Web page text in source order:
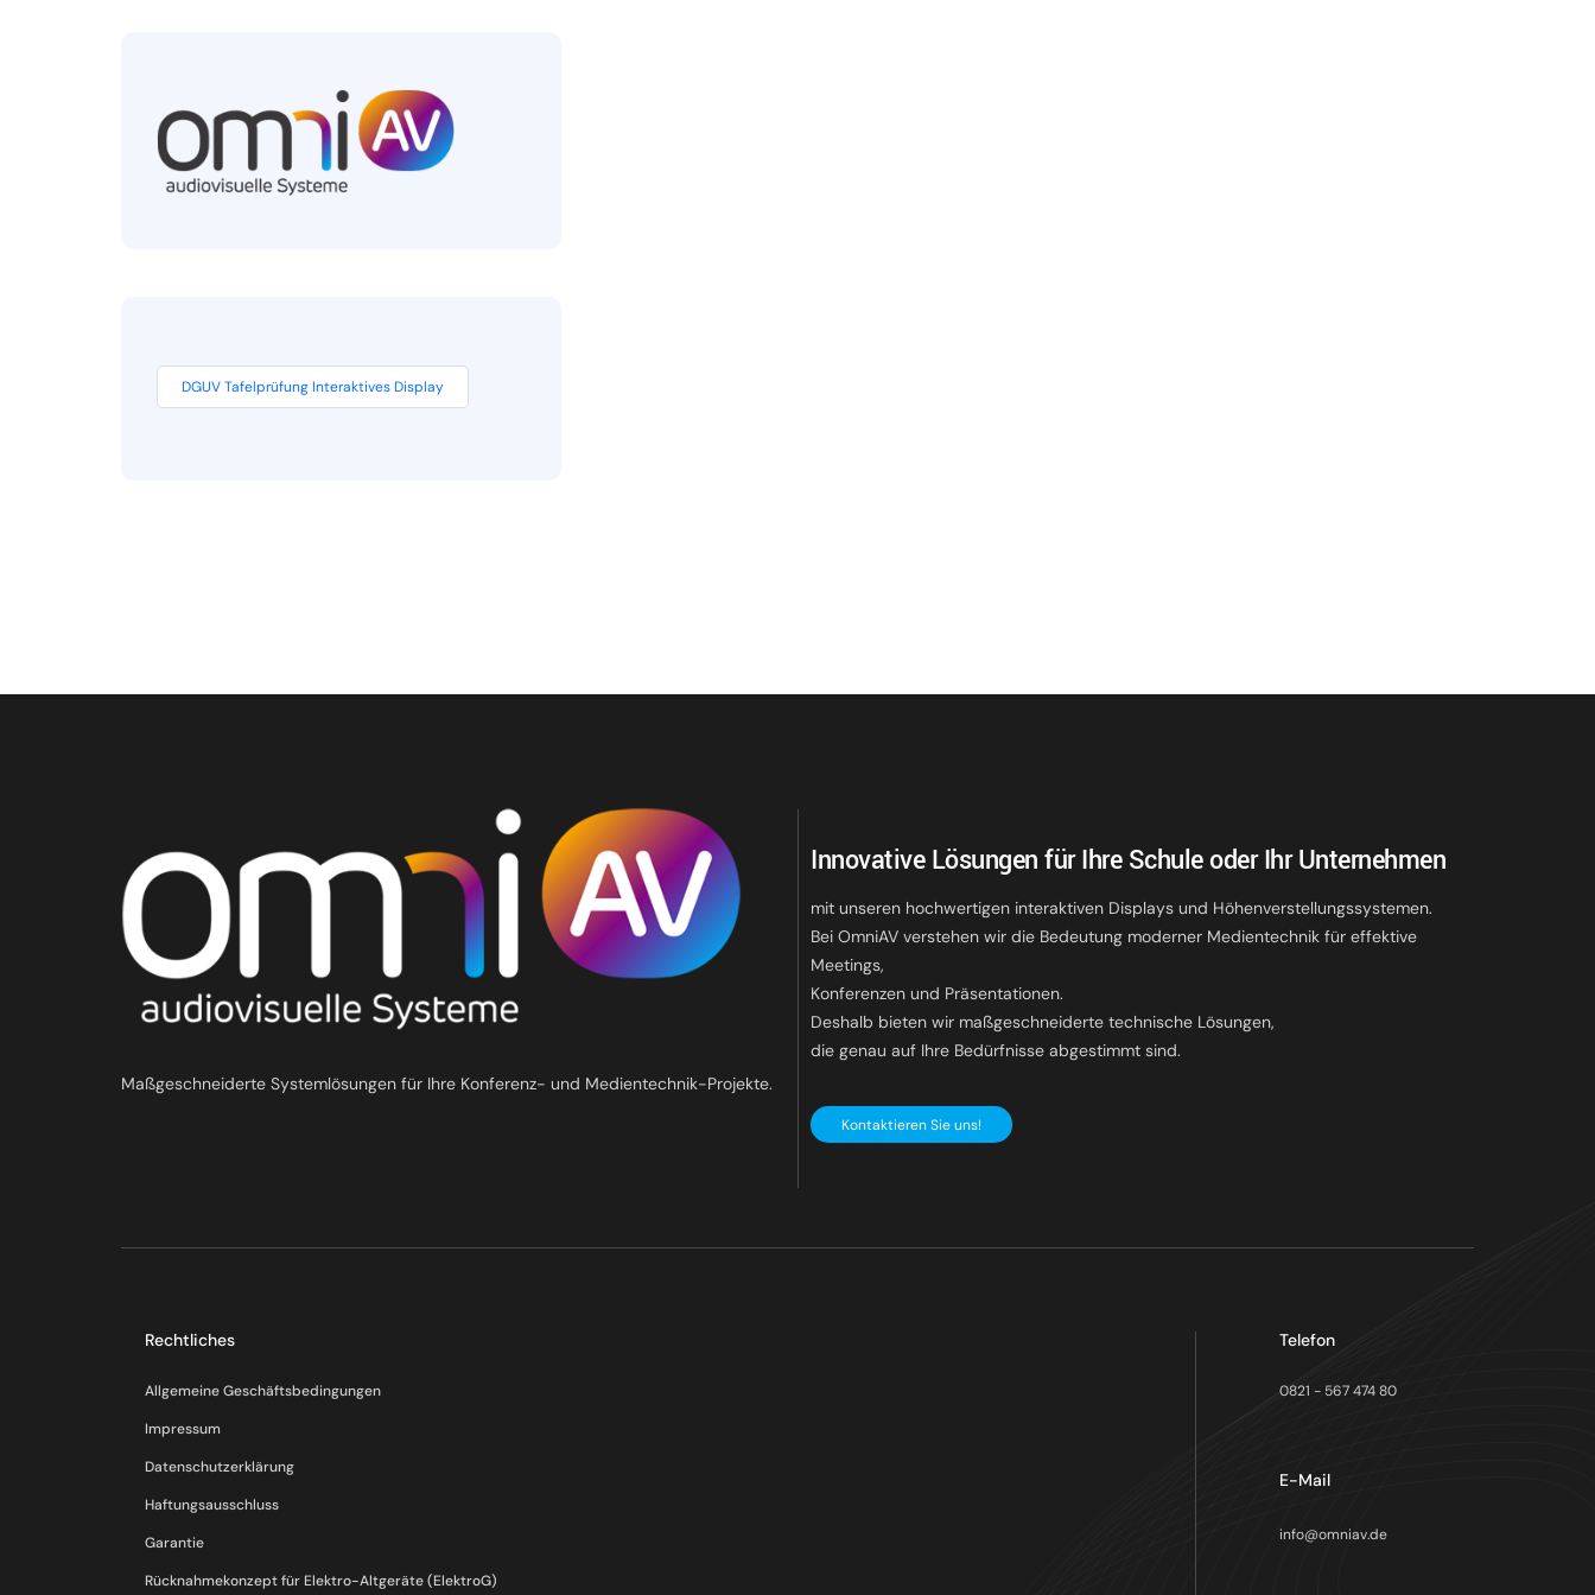
DGUV Tafelprüfung Interaktives Display
Maßgeschneiderte Systemlösungen für Ihre Konferenz- und Medientechnik-Projekte.
Innovative Lösungen für Ihre Schule oder Ihr Unternehmen
mit unseren hochwertigen interaktiven Displays und Höhenverstellungssystemen.
Bei OmniAV verstehen wir die Bedeutung moderner Medientechnik für effektive
Meetings,
Konferenzen und Präsentationen.
Deshalb bieten wir maßgeschneiderte technische Lösungen,
die genau auf Ihre Bedürfnisse abgestimmt sind.
Kontaktieren Sie uns!
Rechtliches
Allgemeine Geschäftsbedingungen
Impressum
Datenschutzerklärung
Haftungsausschluss
Garantie
Rücknahmekonzept für Elektro-Altgeräte (ElektroG)
Telefon
0821 - 567 474 80
E-Mail
info@omniav.de